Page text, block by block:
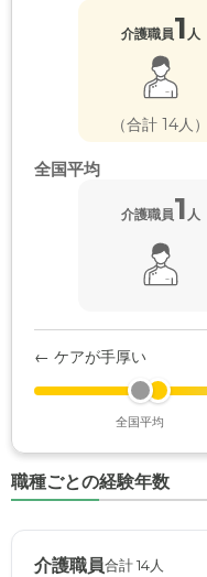
介護職員1 人
（合計 14人）
全国平均
介護職員1 人
← ケアが手厚い
全国平均
職種ごとの経験年数
介護職員合計 14人